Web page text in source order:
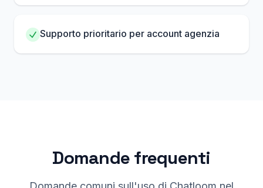
Supporto prioritario per account agenzia
Domande frequenti